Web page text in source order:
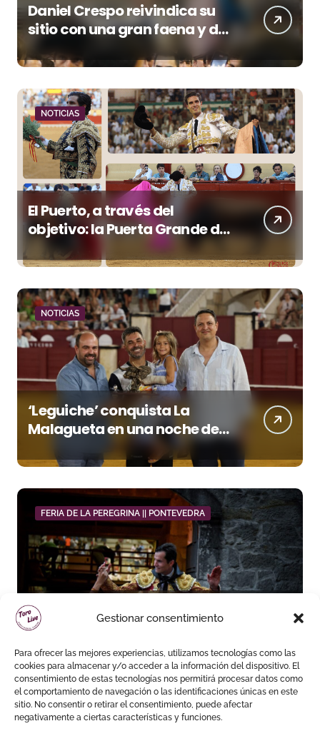
Gestionar consentimiento
Para ofrecer las mejores experiencias, utilizamos tecnologías como las
cookies para almacenar y/o acceder a la información del dispositivo. El
consentimiento de estas tecnologías nos permitirá procesar datos como
el comportamiento de navegación o las identificaciones únicas en este
sitio. No consentir o retirar el consentimiento, puede afectar
negativamente a ciertas características y funciones.
Daniel Crespo reivindica su
sitio con una gran faena y dos
orejas
NOTICIAS
El Puerto, a través del
objetivo: la Puerta Grande de
Crespo y el aroma de
Morante
NOTICIAS
‘Leguiche’ conquista La
Malagueta en una noche de
recortes, emoción y gran
ambiente
FERIA DE LA PEREGRINA || PONTEVEDRA
Daniel Luque toma el mando
en Pontevedra con tres orejas
y una Puerta Grande de peso